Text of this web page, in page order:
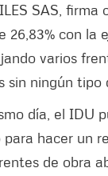
SAS, firma
26,83% con la
varios
sin ningún tipo
día, el IDU
hacer un
de obra